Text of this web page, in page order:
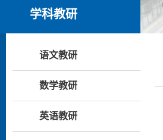
学科教研
语文教研
数学教研
英语教研